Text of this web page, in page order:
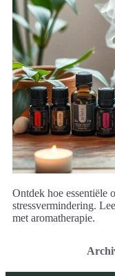
Ontdek hoe essentiële
stressvermindering.
met aromatherapie.